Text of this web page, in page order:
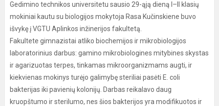
Gedimino technikos universitetu sausio 29-ąją dieną I–II klasių
mokiniai kautu su biologijos mokytoja Rasa Kučinskiene buvo
išvykę į VGTU Aplinkos inžinerijos fakultetą.
Fakultete gimnazistai atliko biochemijos ir mikrobiologijos
laboratorinius darbus: gamino mikrobiologines mitybines skystas
ir agarizuotas terpes, tinkamas mikroorganizmams augti, ir
kiekvienas mokinys turėjo galimybę steriliai pasėti E. coli
bakterijas iki pavienių kolonijų. Darbas reikalavo daug
kruopštumo ir sterilumo, nes šios bakterijos yra modifikuotos ir